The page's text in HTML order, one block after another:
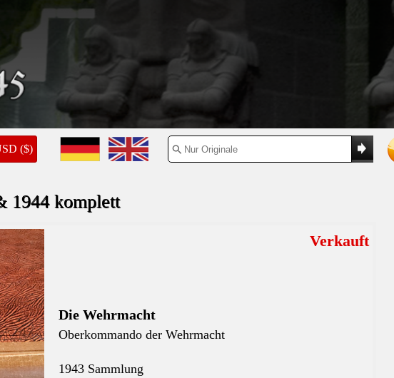
($)
1944 komplett
Verkauft
Die Wehrmacht
Oberkommando der Wehrmacht
1943 Sammlung